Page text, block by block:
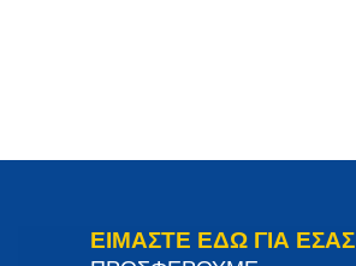
ΕΙΜΑΣΤΕ ΕΔΩ ΓΙΑ ΕΣΑΣ